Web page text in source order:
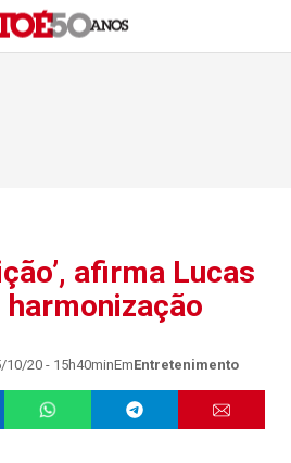
afirma Lucas
10/20 - 15h40minEmEntretenimento